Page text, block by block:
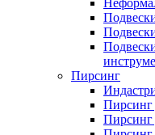
Пирсинг
Пирсинг
Пирсинг